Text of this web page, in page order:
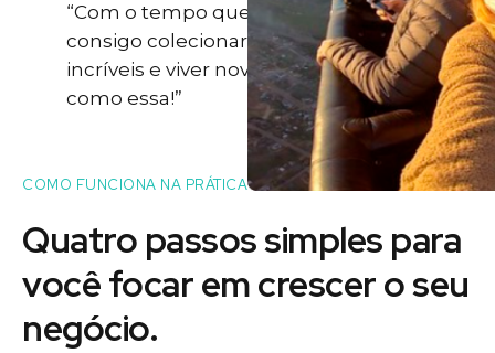
“Com o tempo que eu ganho eu
consigo colecionar momentos
incríveis e viver novas experiências
como essa!”
COMO FUNCIONA NA PRÁTICA
Quatro passos simples para
vocêfocarem crescer o seu
negócio.